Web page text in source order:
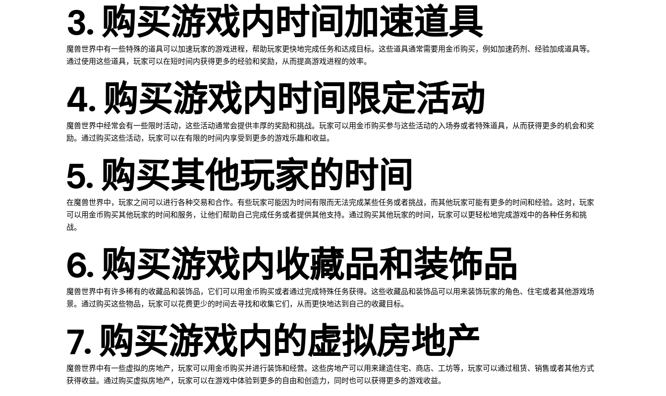
3. 购买游戏内时间加速道具
魔兽世界中有一些特殊的道具可以加速玩家的游戏进程，帮助玩家更快地完成任务和达成目标。这些道具通常需要用金币购买，例如加速药剂、经验加成道具等。
通过使用这些道具，玩家可以在短时间内获得更多的经验和奖励，从而提高游戏进程的效率。
4. 购买游戏内时间限定活动
魔兽世界中经常会有一些限时活动，这些活动通常会提供丰厚的奖励和挑战。玩家可以用金币购买参与这些活动的入场券或者特殊道具，从而获得更多的机会和奖
励。通过购买这些活动，玩家可以在有限的时间内享受到更多的游戏乐趣和收益。
5. 购买其他玩家的时间
在魔兽世界中，玩家之间可以进行各种交易和合作。有些玩家可能因为时间有限而无法完成某些任务或者挑战，而其他玩家可能有更多的时间和经验。这时，玩家
可以用金币购买其他玩家的时间和服务，让他们帮助自己完成任务或者提供其他支持。通过购买其他玩家的时间，玩家可以更轻松地完成游戏中的各种任务和挑
战。
6. 购买游戏内收藏品和装饰品
魔兽世界中有许多稀有的收藏品和装饰品，它们可以用金币购买或者通过完成特殊任务获得。这些收藏品和装饰品可以用来装饰玩家的角色、住宅或者其他游戏场
景。通过购买这些物品，玩家可以花费更少的时间去寻找和收集它们，从而更快地达到自己的收藏目标。
7. 购买游戏内的虚拟房地产
魔兽世界中有一些虚拟的房地产，玩家可以用金币购买并进行装饰和经营。这些房地产可以用来建造住宅、商店、工坊等，玩家可以通过租赁、销售或者其他方式
获得收益。通过购买虚拟房地产，玩家可以在游戏中体验到更多的自由和创造力，同时也可以获得更多的游戏收益。